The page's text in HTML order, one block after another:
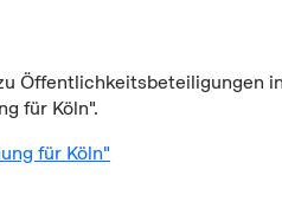
Öffentlichkeitsbeteiligungen
für Köln".
für Köln"